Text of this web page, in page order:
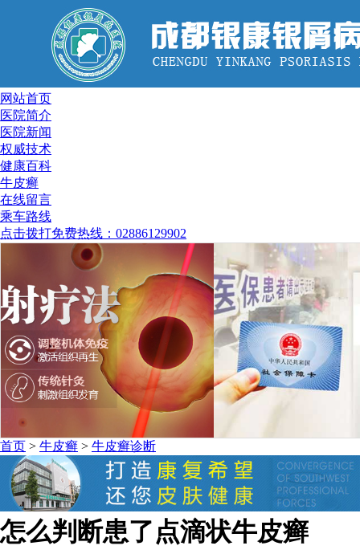
网站首页
医院简介
医院新闻
权威技术
健康百科
牛皮癣
在线留言
乘车路线
点击拨打免费热线：02886129902
首页 > 牛皮癣 > 牛皮癣诊断
怎么判断患了点滴状牛皮癣